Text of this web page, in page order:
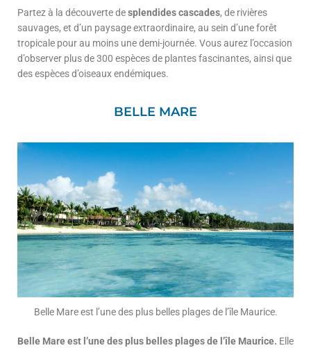
Partez à la découverte desplendides cascades, de rivières
sauvages, et d’un paysage extraordinaire, au sein d’une forêt
tropicale pour au moins une demi-journée. Vous aurez l’occasion
d’observer plus de 300 espèces de plantes fascinantes, ainsi que
des espèces d’oiseaux endémiques.
BELLE MARE
Belle Mare est l’une des plus belles plages de l’île Maurice.
Belle Mare est l’une des plus belles plages de l’île Maurice. Elle